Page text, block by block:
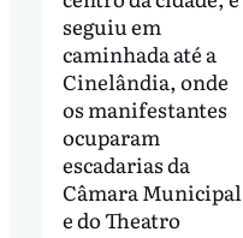
seguiu em
caminhada até a
Cinelândia, onde
os manifestantes
ocuparam
escadarias da
Câmara Municipal
e do Theatro